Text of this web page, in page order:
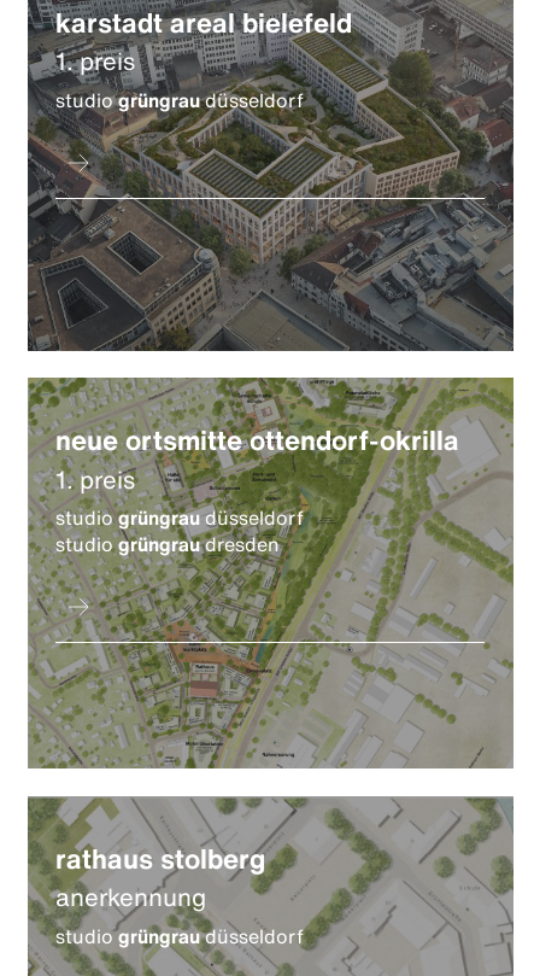
karstadt areal bielefeld
1. preis
studiogrüngraudüsseldorf
neue ortsmitte ottendorf-okrilla
1. preis
studiogrüngraudüsseldorf
studiogrüngraudresden
rathaus stolberg
anerkennung
studiogrüngraudüsseldorf